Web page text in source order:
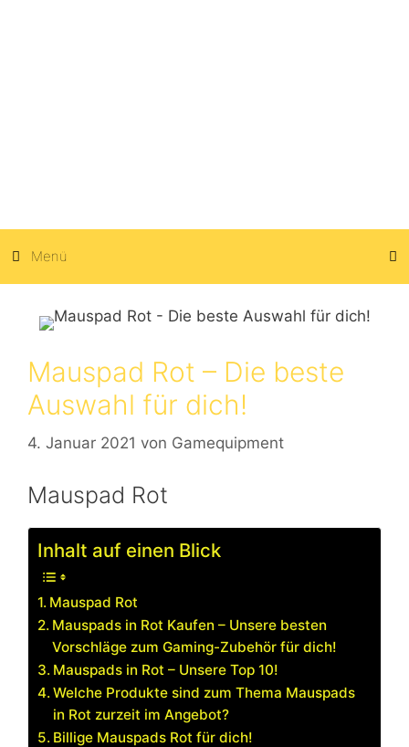
Menü
Mauspad Rot – Die beste
Auswahl für dich!
4. Januar 2021 von Gamequipment
Mauspad Rot
Inhalt auf einen Blick
Mauspad Rot
Mauspads in Rot Kaufen – Unsere besten
Vorschläge zum Gaming-Zubehör für dich!
Mauspads in Rot – Unsere Top 10!
Welche Produkte sind zum Thema Mauspads
in Rot zurzeit im Angebot?
Billige Mauspads Rot für dich!